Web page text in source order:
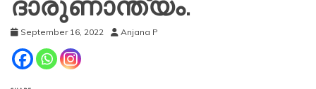
September 16, 2022 Anjana P